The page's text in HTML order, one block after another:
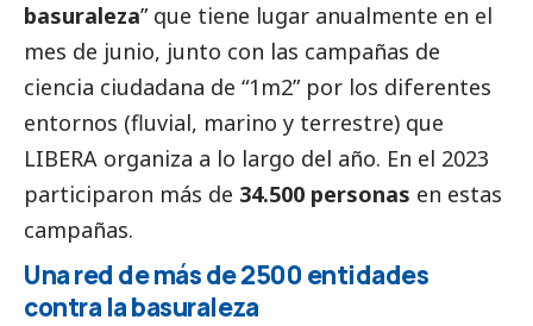
basuraleza” que tiene lugar anualmente en el
mes de junio, junto con las campañas de
ciencia ciudadana de “1m2” por los diferentes
entornos (fluvial, marino y terrestre) que
LIBERA organiza a lo largo del año. En el 2023
participaron más de 34.500 personas en estas
campañas.
Una red de más de 2500 entidades
contra la basuraleza